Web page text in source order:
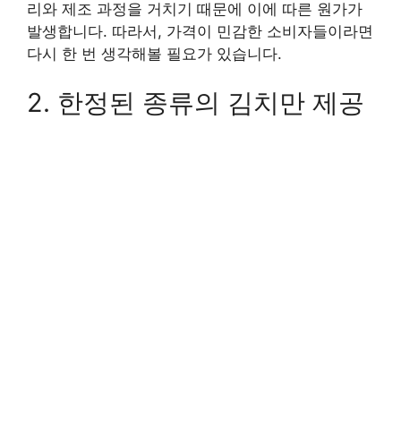
리와 제조 과정을 거치기 때문에 이에 따른 원가가
발생합니다. 따라서, 가격이 민감한 소비자들이라면
다시 한 번 생각해볼 필요가 있습니다.
2. 한정된 종류의 김치만 제공